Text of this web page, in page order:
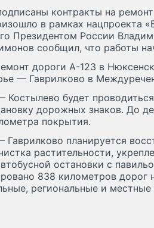
контракты на
в рамках нацпроекта
Президентом России
сообщил, что работы
дороги А-123 в
— Гаврилково в
Костылево будет
дорожных знаков. До
покрытия.
планируется
растительности,
остановки с
838 километров дорог
региональные и